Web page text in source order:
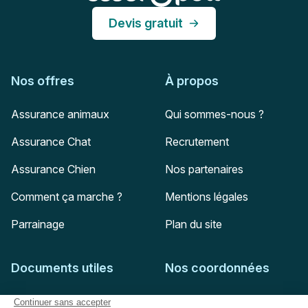
Devis gratuit
Nos offres
Assurance animaux
Assurance Chat
Assurance Chien
Comment ça marche ?
Parrainage
À propos
Qui sommes-nous ?
Recrutement
Nos partenaires
Mentions légales
Plan du site
Documents utiles
Feuille de soins
Nos coordonnées